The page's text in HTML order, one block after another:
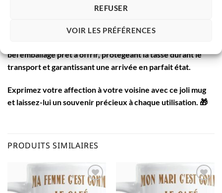
REFUSER
VOIR LES PRÉFÉRENCES
café bien chaud, un thé réconfortant ou toute autre
bel emballage prêt à offrir, protégeant la tasse durant le
transport et garantissant une arrivée en parfait état.
Exprimez votre affection à votre voisine avec ce joli mug
et laissez-lui un souvenir précieux à chaque utilisation. 🎁
PRODUITS SIMILAIRES
AJOUTER
AJOUTER